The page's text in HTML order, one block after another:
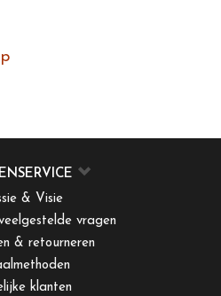
& Visie
vragen
& retourneren
klanten